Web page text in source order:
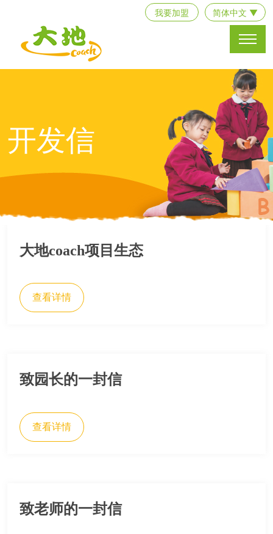
我要加盟 简体中文 ▼
开发信
大地coach项目生态
查看详情
致园长的一封信
查看详情
致老师的一封信